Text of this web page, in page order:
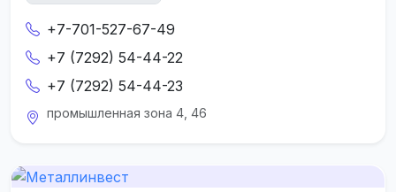
+7-701-527-67-49
+7 (7292) 54-44-22
+7 (7292) 54-44-23
промышленная зона 4, 46